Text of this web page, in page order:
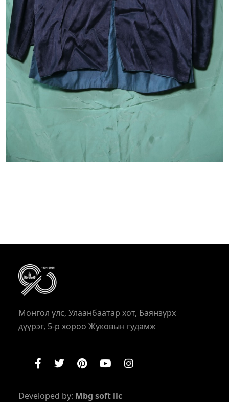
Монгол улс, Улаанбаатар хот, Баянзүрх
дүүрэг, 5-р хороо Жуковын гудамж
Developed by: Mbg soft llc